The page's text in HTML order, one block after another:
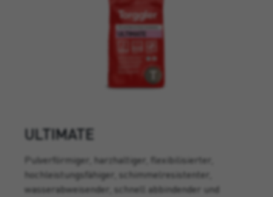
ULTIMATE
Pulverförmiger, harzhaltiger, flexibilisierter,
hochleistungsfähiger, schimmelresistenter,
wasserabweisender, schnell abbindender und